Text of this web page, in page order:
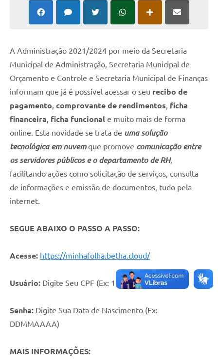
A Administração 2021/2024 por meio da Secretaria
Municipal de Administração, Secretaria Municipal de
Orçamento e Controle e Secretaria Municipal de Finanças
informam que já é possível acessar o seu recibo de
pagamento, comprovante de rendimentos, ficha
financeira, ficha funcional e muito mais de forma
online. Esta novidade se trata de uma solução
tecnológica em nuvemque promove comunicação entre
os servidores públicos e o departamento de RH,
facilitando ações como solicitação de serviços, consulta
de informações e emissão de documentos, tudo pela
internet.
SEGUE ABAIXO O PASSO A PASSO:
Acesse: https://minhafolha.betha.cloud/
Usuário: Digite Seu CPF (Ex: 11122233344)
Senha: Digite Sua Data de Nascimento (Ex:
DDMMAAAA)
MAIS INFORMAÇÕES: